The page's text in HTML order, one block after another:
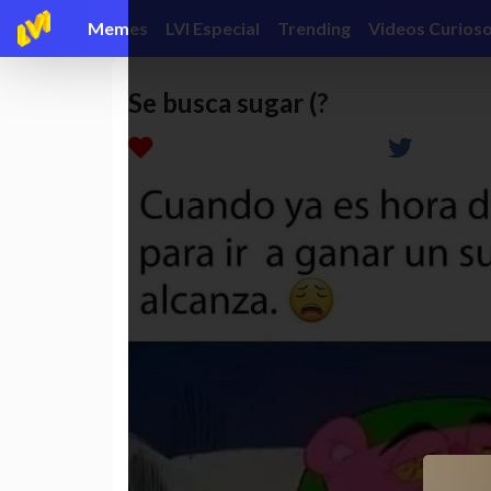
Memes LVI Especial Trending Videos
Se busca sugar (?